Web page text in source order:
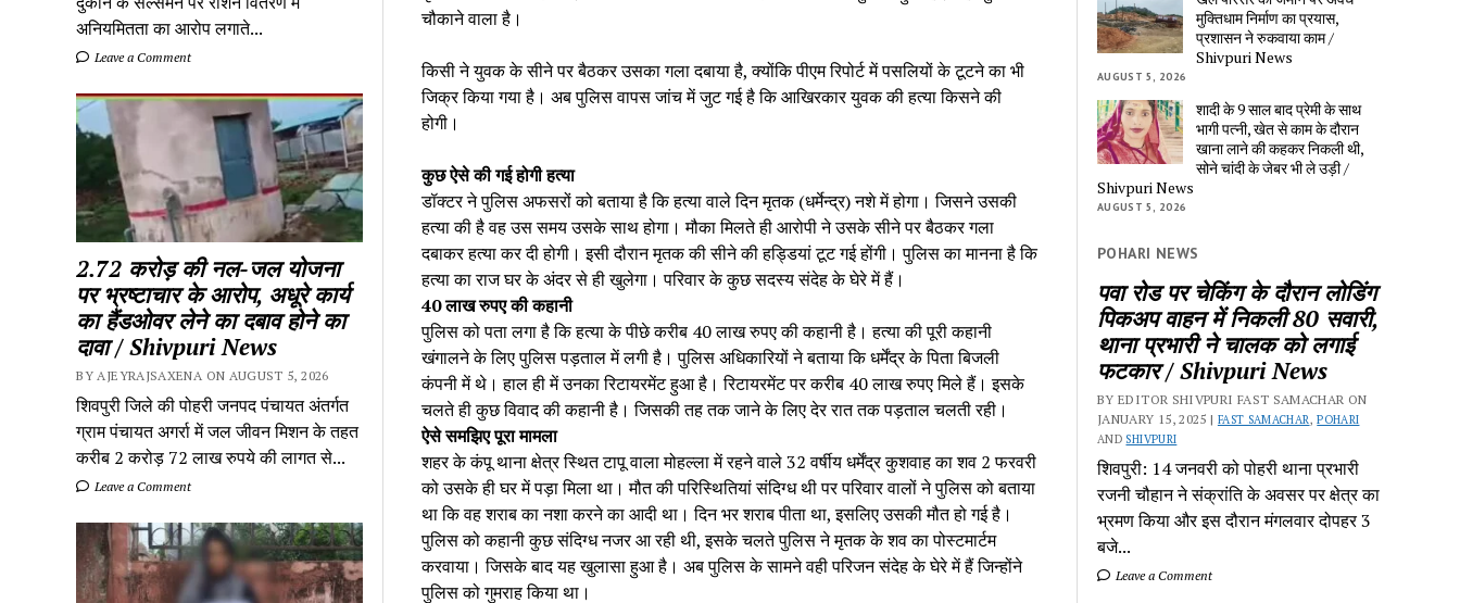
अनियमितता का आरोप लगाते...
Leave a Comment
2.72 करोड़ की नल-जल योजना
पर भ्रष्टाचार के आरोप, अधूरे कार्य
का हैंडओवर लेने का दबाव होने का
दावा / Shivpuri News
BY AJEYRAJSAXENA ON AUGUST 5, 2026
शिवपुरी जिले की पोहरी जनपद पंचायत अंतर्गत
ग्राम पंचायत अगर्रा में जल जीवन मिशन के तहत
करीब 2 करोड़ 72 लाख रुपये की लागत से...
Leave a Comment
चौकाने वाला है।
किसी ने युवक के सीने पर बैठकर उसका गला दबाया है, क्योंकि पीएम रिपोर्ट में पसलियों के टूटने का भी
जिक्र किया गया है। अब पुलिस वापस जांच में जुट गई है कि आखिरकार युवक की हत्या किसने की
होगी।
कुछ ऐसे की गई होगी हत्या
डॉक्टर ने पुलिस अफसरों को बताया है कि हत्या वाले दिन मृतक (धर्मेन्द्र) नशे में होगा। जिसने उसकी
हत्या की है वह उस समय उसके साथ होगा। मौका मिलते ही आरोपी ने उसके सीने पर बैठकर गला
दबाकर हत्या कर दी होगी। इसी दौरान मृतक की सीने की हड्डियां टूट गई होंगी। पुलिस का मानना है कि
हत्या का राज घर के अंदर से ही खुलेगा। परिवार के कुछ सदस्य संदेह के घेरे में हैं।
40 लाख रुपए की कहानी
पुलिस को पता लगा है कि हत्या के पीछे करीब 40 लाख रुपए की कहानी है। हत्या की पूरी कहानी
खंगालने के लिए पुलिस पड़ताल में लगी है। पुलिस अधिकारियों ने बताया कि धर्मेंद्र के पिता बिजली
कंपनी में थे। हाल ही में उनका रिटायरमेंट हुआ है। रिटायरमेंट पर करीब 40 लाख रुपए मिले हैं। इसके
चलते ही कुछ विवाद की कहानी है। जिसकी तह तक जाने के लिए देर रात तक पड़ताल चलती रही।
ऐसे समझिए पूरा मामला
शहर के कंपू थाना क्षेत्र स्थित टापू वाला मोहल्ला में रहने वाले 32 वर्षीय धर्मेंद्र कुशवाह का शव 2 फरवरी
को उसके ही घर में पड़ा मिला था। मौत की परिस्थितियां संदिग्ध थी पर परिवार वालों ने पुलिस को बताया
था कि वह शराब का नशा करने का आदी था। दिन भर शराब पीता था, इसलिए उसकी मौत हो गई है।
पुलिस को कहानी कुछ संदिग्ध नजर आ रही थी, इसके चलते पुलिस ने मृतक के शव का पोस्टमार्टम
करवाया। जिसके बाद यह खुलासा हुआ है। अब पुलिस के सामने वही परिजन संदेह के घेरे में हैं जिन्होंने
पुलिस को गुमराह किया था।
मुक्तिधाम निर्माण का प्रयास,
प्रशासन ने रुकवाया काम /
Shivpuri News
AUGUST 5, 2026
शादी के 9 साल बाद प्रेमी के साथ
भागी पत्नी, खेत से काम के दौरान
खाना लाने की कहकर निकली थी,
सोने चांदी के जेबर भी ले उड़ी /
Shivpuri News
AUGUST 5, 2026
POHARI NEWS
पवा रोड पर चेकिंग के दौरान लोडिंग
पिकअप वाहन में निकली 80 सवारी,
थाना प्रभारी ने चालक को लगाई
फटकार / Shivpuri News
BY EDITOR SHIVPURI FAST SAMACHAR ON
JANUARY 15, 2025 | FAST SAMACHAR,POHARI
AND SHIVPURI
शिवपुरी: 14 जनवरी को पोहरी थाना प्रभारी
रजनी चौहान ने संक्रांति के अवसर पर क्षेत्र का
भ्रमण किया और इस दौरान मंगलवार दोपहर 3
बजे...
Leave a Comment